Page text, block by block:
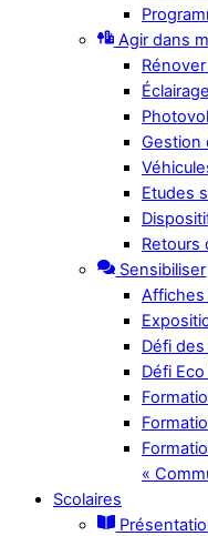
Agir dans
Gestion
Etudes
Retours
Sensibiliser
Affiches
Défi des
Défi Eco
«
Scolaires